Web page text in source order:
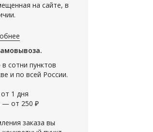
на сайте, в
сотни пунктов
и по всей России.
1 дня
— от 250 ₽
заказа вы
создаст романтичную обстановку на
террасе или балконе. Емкость
4 950